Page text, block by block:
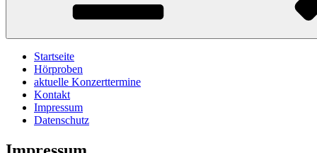
Startseite
Hörproben
aktuelle Konzerttermine
Kontakt
Impressum
Datenschutz